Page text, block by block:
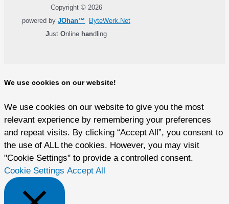
Copyright © 2026
powered by JOhan™
ByteWerk.Net
Just Online handling
We use cookies on our website!
We use cookies on our website to give you the most
relevant experience by remembering your preferences
and repeat visits. By clicking “Accept All”, you consent to
the use of ALL the cookies. However, you may visit
"Cookie Settings" to provide a controlled consent.
Cookie Settings Accept All